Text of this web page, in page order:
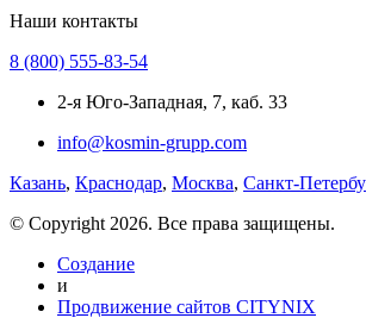
Наши контакты
8 (800) 555-83-54
2-я Юго-Западная, 7, каб. 33
info@kosmin-grupp.com
Казань, Краснодар, Москва, Санкт-
© Copyright 2026. Все права защищены.
Создание
и
Продвижение сайтов CITYNIX